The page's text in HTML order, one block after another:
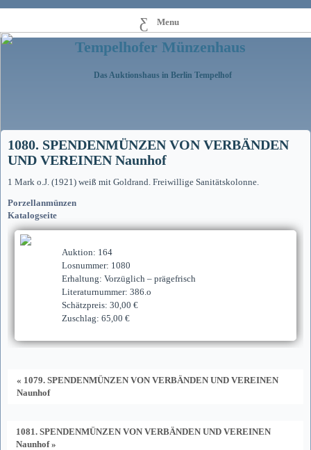
Menu
Tempelhofer Münzenhaus
Das Auktionshaus in Berlin Tempelhof
1080. SPENDENMÜNZEN VON VERBÄNDEN
UND VEREINEN Naunhof
1 Mark o.J. (1921) weiß mit Goldrand. Freiwillige Sanitätskolonne.
Porzellanmünzen
Katalogseite
Auktion: 164
Losnummer: 1080
Erhaltung: Vorzüglich – prägefrisch
Literaturnummer: 386.o
Schätzpreis: 30,00 €
Zuschlag: 65,00 €
« 1079. SPENDENMÜNZEN VON VERBÄNDEN UND VEREINEN
Naunhof
1081. SPENDENMÜNZEN VON VERBÄNDEN UND VEREINEN
Naunhof »